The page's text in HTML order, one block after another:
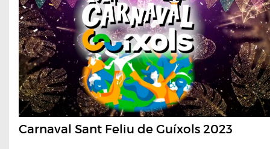
Carnaval Sant Feliu de Guíxols 2023